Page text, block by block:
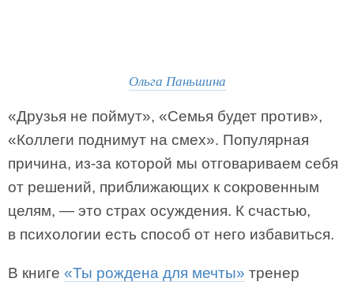
Ольга Паньшина
«Друзья не поймут», «Семья будет против»,
«Коллеги поднимут на смех». Популярная
причина, из-за которой мы отговариваем себя
от решений, приближающих к сокровенным
целям, — это страх осуждения. К счастью,
в психологии есть способ от него избавиться.
В книге «Ты рождена для мечты» тренер